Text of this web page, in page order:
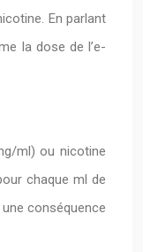
En parlant
la dose de l’e-
ml) ou nicotine
chaque ml de
conséquence